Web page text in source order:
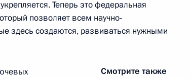
Ново-ОгарёвоТеперь это федеральная
позволяет всем научно-
здесь создаются, развиваться нужными
Смотрите также